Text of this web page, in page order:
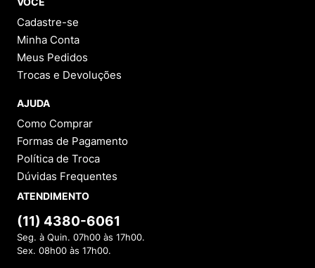
Cadastre-se
Minha Conta
Meus Pedidos
Trocas e Devoluções
AJUDA
Como Comprar
Formas de Pagamento
Política de Troca
Dúvidas Frequentes
ATENDIMENTO
(11) 4380-6061
Seg. à Quin. 07h00 às 17h00.
Sex. 08h00 às 17h00.